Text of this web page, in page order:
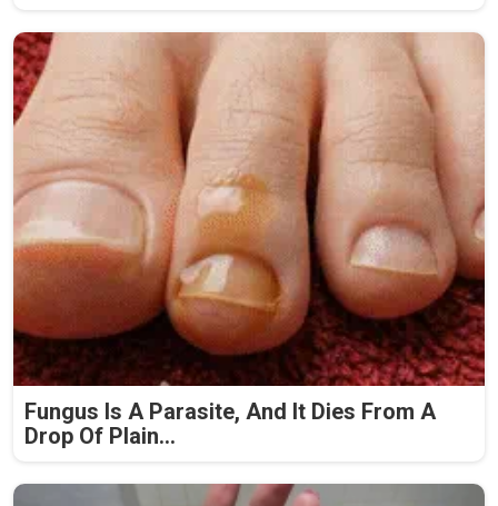
Fungus Is A Parasite, And It Dies From A
Drop Of Plain...